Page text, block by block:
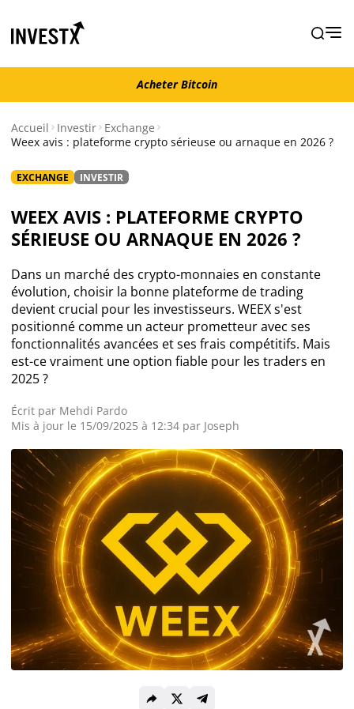
Acheter Bitcoin
Actualité Ethereum
Actualité Altcoins
Actualité NFT
Actualité IA
Guides
Acheter Bitcoin
Acheter Ethereum
Prédictions
Cryptomonnaies
Acheter Bitcoin
Accueil Investir Exchange
Weex avis : plateforme crypto sérieuse ou arnaque en 2026 ?
EXCHANGE INVESTIR
WEEX AVIS : PLATEFORME CRYPTO
SÉRIEUSE OU ARNAQUE EN 2026 ?
Dans un marché des crypto-monnaies en constante
évolution, choisir la bonne plateforme de trading
devient crucial pour les investisseurs. WEEX s'est
positionné comme un acteur prometteur avec ses
fonctionnalités avancées et ses frais compétitifs. Mais
est-ce vraiment une option fiable pour les traders en
2025 ?
Écrit par Mehdi Pardo
Mis à jour le 15/09/2025 à 12:34 par Joseph